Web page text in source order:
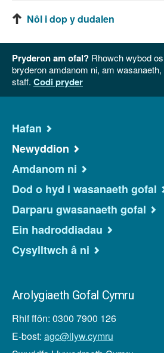
Nôl i dop y dudalen
Pryderon am ofal? Rhowch wybod
bryderon amdanom ni, am
staff. Codi pryder
Hafan
Newyddion
Amdanom ni
Dod o hyd i wasanaeth gofal
Darparu gwasanaeth gofal
Ein hadroddiadau
Cysylltwch â ni
Arolygiaeth Gofal Cymru
Rhif ffôn: 0300 7900 126
E-bost: agc@llyw.cymru